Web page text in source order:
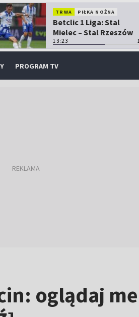
TRWA PIŁKA NOŻNA
Betclic 1 Liga: Stal
Mielec – Stal Rzeszów
13:23
PROGRAM TV
oglądaj